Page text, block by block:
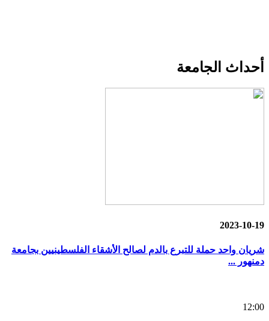
أحداث الجامعة
2023-10-19
شريان واحد حملة للتبرع بالدم لصالح الأشقاء الفلسطينيين بجامعة
دمنهور ...
12:00